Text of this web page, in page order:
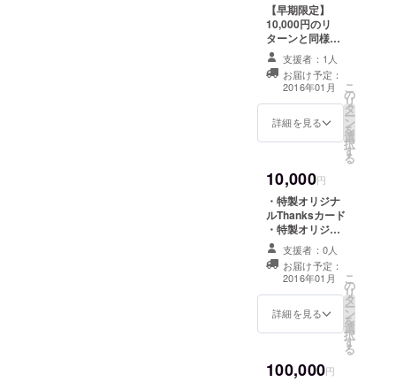
【早期限定】
10,000円のリ
ターンと同様で
す。 ・特製オリ
ジナルThanks
カード ・特製オ
リジナルカン
バッジ ・特製怪
獣図鑑（全ライ
支援者：1人
お届け予定：
2016年01月
詳細を見る
こ
の
リ
タ
ー
ン
を
選
択
す
る
10,000円
・特製オリジナ
ルThanksカード
・特製オリジナ
ルカンバッジ ・
特製怪獣図鑑
（全ラインナッ
プ）
支援者：0人
お届け予定：
2016年01月
詳細を見る
こ
の
リ
タ
ー
ン
を
選
択
す
る
100,000円